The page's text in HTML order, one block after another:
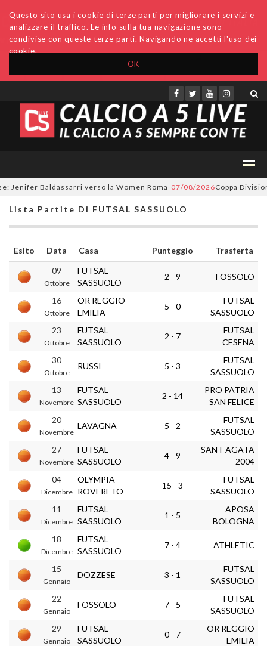
OK
Questo sito usa i cookie di terze parti per migliorare i servizi e
analizzare il traffico. Le info sulla tua navigazione sono
condivise con queste terze parti. Navigando ne accetti l'uso dei
cookie.
Accedi Archivio Invio comunicati Redazione
Baldassarri verso la Women Roma 07/08/2026Coppa
Lista Partite Di FUTSAL SASSUOLO
Esito Data Casa Punteggio
Trasferta
09
Ottobre
FUTSAL
SASSUOLO
2 - 9 FOSSOLO
16
Ottobre
OR REGGIO
EMILIA
5 - 0
FUTSAL
SASSUOLO
23
Ottobre
FUTSAL
SASSUOLO
2 - 7
FUTSAL
CESENA
30
Ottobre
RUSSI 5 - 3
FUTSAL
SASSUOLO
13
Novembre
FUTSAL
SASSUOLO
2 - 14
PRO PATRIA
SAN FELICE
20
Novembre
LAVAGNA 5 - 2
FUTSAL
SASSUOLO
27
Novembre
FUTSAL
SASSUOLO
4 - 9
SANT AGATA
2004
04
Dicembre
OLYMPIA
ROVERETO
15 - 3
FUTSAL
SASSUOLO
11
Dicembre
FUTSAL
SASSUOLO
1 - 5
APOSA
BOLOGNA
18
Dicembre
FUTSAL
SASSUOLO
7 - 4 ATHLETIC
15
Gennaio
DOZZESE 3 - 1
FUTSAL
SASSUOLO
22
Gennaio
FOSSOLO 7 - 5
FUTSAL
SASSUOLO
29
Gennaio
FUTSAL
SASSUOLO
0 - 7
OR REGGIO
EMILIA